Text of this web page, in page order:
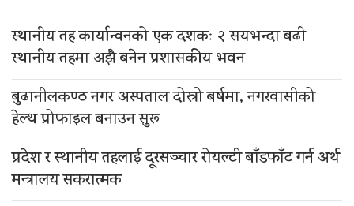
स्थानीय तह कार्यान्वनको एक दशकः २ सयभन्दा बढी
स्थानीय तहमा अझै बनेन प्रशासकीय भवन
बुढानीलकण्ठ नगर अस्पताल दोस्रो बर्षमा, नगरवासीको
हेल्थ प्रोफाइल बनाउन सुरू
प्रदेश र स्थानीय तहलाई दूरसञ्चार रोयल्टी बाँडफाँट गर्न अर्थ
मन्त्रालय सकरात्मक